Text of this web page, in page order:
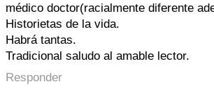
médico doctor(racialmente diferente
Historietas de la vida.
Habrá tantas.
Tradicional saludo al amable lector.
Responder